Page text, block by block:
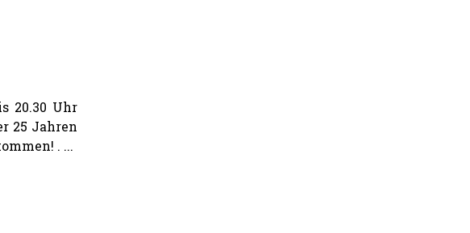
20.30 Uhr
25 Jahren
. ...